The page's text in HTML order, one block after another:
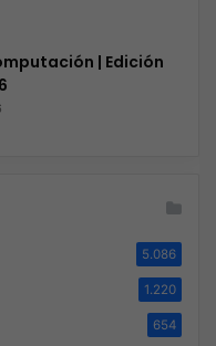
| Edición
5.086
1.220
654